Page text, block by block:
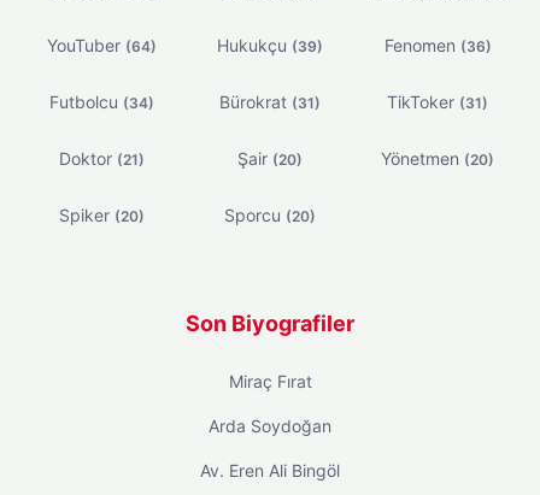
YouTuber (64) Hukukçu (39) Fenomen (36)
Futbolcu (34) Bürokrat (31) TikToker (31)
Doktor (21) Şair (20) Yönetmen (20)
Spiker (20) Sporcu (20)
Son Biyografiler
Miraç Fırat
Arda Soydoğan
Av. Eren Ali Bingöl